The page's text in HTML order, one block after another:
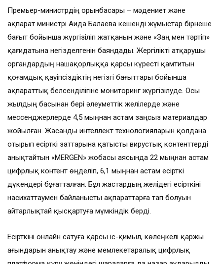
Премьер-министрдің орынбасары – мәдениет және
ақпарат министрі Аида Балаева кешенді жұмыстар бірнеше
бағыт бойынша жүргізіліп жатқанын және «Заң мен тәртіп»
қағидатына негізделгенін баяндады. Жергілікті атқарушы
органдардың нашақорлыққа қарсы күресті қамтитын
қоғамдық қауіпсіздіктің негізгі бағыттары бойынша
ақпараттық белсенділігіне мониторинг жүргізілуде. Осы
жылдың басынан бері әлеуметтік желілерде және
мессенджерлерде 4,5 мыңнан астам заңсыз материалдар
жойылған. Жасанды интеллект технологияларын қолдана
отырып есірткі заттарына қатысты вирустық контенттерді
анықтайтын «MERGEN» жобасы аясында 22 мыңнан астам
цифрлық контент өңделіп, 6,1 мыңнан астам есірткі
дүкендері бұғатталған. Бұл жастардың желідегі есірткіні
насихаттаумен байланысты ақпараттарға тап болуын
айтарлықтай қысқартуға мүмкіндік берді.
Есірткіні онлайн сатуға қарсы іс-қимыл, көлеңкелі қаржы
ағындарын анықтау және мемлекетаралық цифрлық